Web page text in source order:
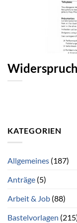
KATEGORIEN
Allgemeines (187)
Anträge (5)
Arbeit & Job (88)
Bastelvorlagen